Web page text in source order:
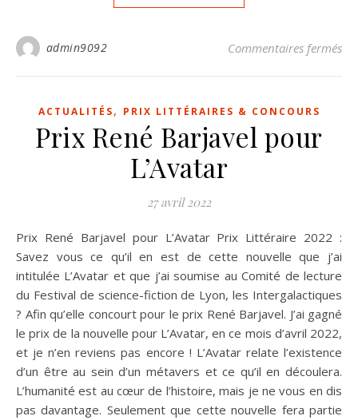
admin9092 Commentaires fermés
ACTUALITÉS, PRIX LITTÉRAIRES & CONCOURS
Prix René Barjavel pour
L’Avatar
27 avril 2022
Prix René Barjavel pour L’Avatar Prix Littéraire 2022 :
Savez vous ce qu’il en est de cette nouvelle que j’ai
intitulée L’Avatar et que j’ai soumise au Comité de lecture
du Festival de science-fiction de Lyon, les Intergalactiques
? Afin qu’elle concourt pour le prix René Barjavel. J’ai gagné
le prix de la nouvelle pour L’Avatar, en ce mois d’avril 2022,
et je n’en reviens pas encore ! L’Avatar relate l’existence
d’un être au sein d’un métavers et ce qu’il en découlera.
L’humanité est au cœur de l’histoire, mais je ne vous en dis
pas davantage. Seulement que cette nouvelle fera partie